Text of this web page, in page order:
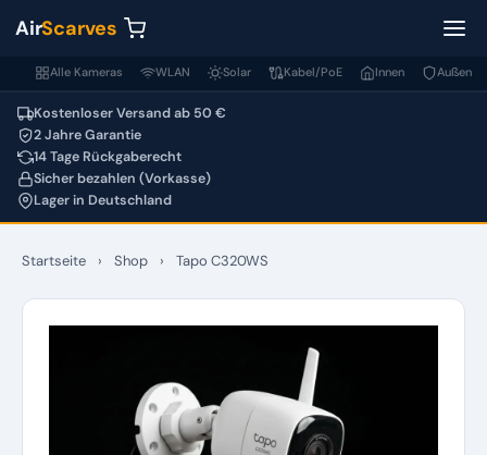
AirScarves
Alle Kameras WLAN Solar Kabel/PoE Innen Außen
Kostenloser Versand ab 50 €
2 Jahre Garantie
14 Tage Rückgaberecht
Sicher bezahlen (Vorkasse)
Lager in Deutschland
Startseite › Shop › Tapo C320WS